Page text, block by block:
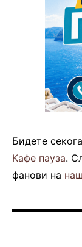
Бидете
Кафе пауза.
фанови на